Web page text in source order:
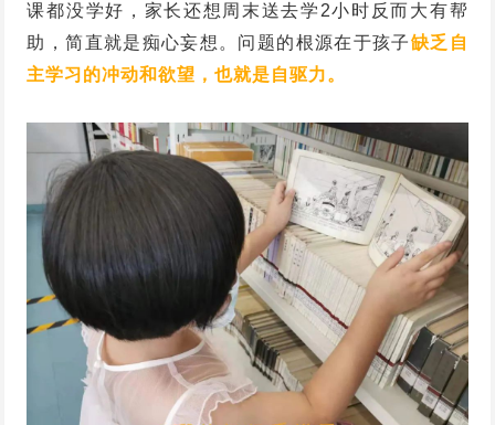
课都没学好，家长还想周末送去学2小时反而大有帮
助，简直就是痴心妄想。问题的根源在于孩子缺乏自
主学习的冲动和欲望，也就是自驱力。